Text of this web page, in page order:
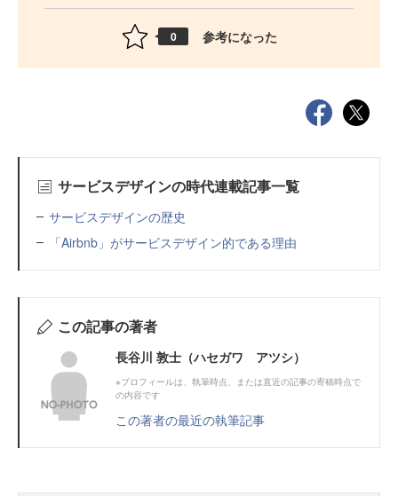
0 参考になった
サービスデザインの時代連載記事一覧
サービスデザインの歴史
「Airbnb」がサービスデザイン的である理由
この記事の著者
長谷川 敦士（ハセガワ アツシ）
※プロフィールは、執筆時点、または直近の記事の寄稿時点で
の内容です
この著者の最近の執筆記事